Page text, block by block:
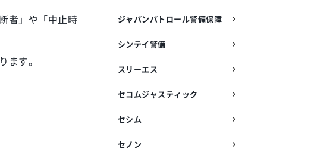
者」や「中止時
ます。
ジャパンパトロール警備保障
シンテイ警備
スリーエス
セコムジャスティック
セシム
セノン